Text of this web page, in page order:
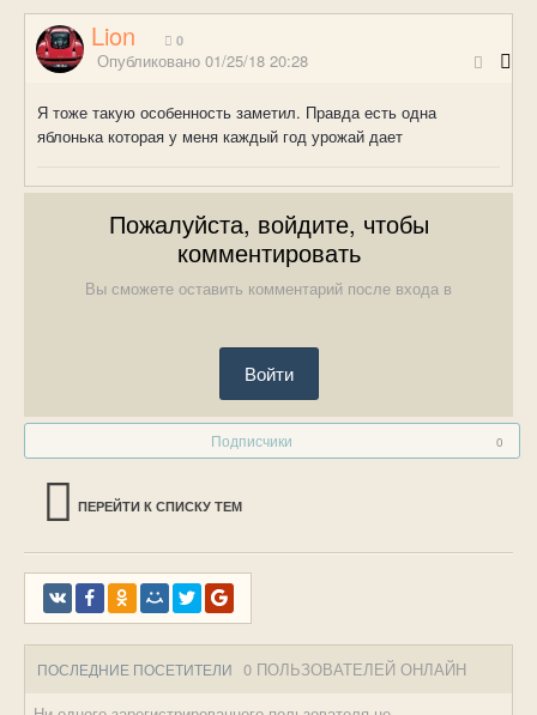
Lion 0
Опубликовано 01/25/18 20:28
Я тоже такую особенность заметил. Правда есть одна
яблонька которая у меня каждый год урожай дает
Пожалуйста, войдите, чтобы
комментировать
Вы сможете оставить комментарий после входа в
Войти
Подписчики 0
ПЕРЕЙТИ К СПИСКУ ТЕМ
ПОСЛЕДНИЕ ПОСЕТИТЕЛИ 0 ПОЛЬЗОВАТЕЛЕЙ ОНЛАЙН